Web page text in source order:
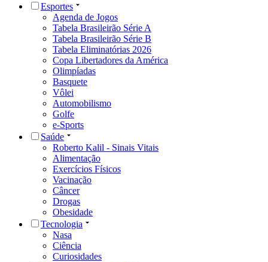
Esportes
Agenda de Jogos
Tabela Brasileirão Série A
Tabela Brasileirão Série B
Tabela Eliminatórias 2026
Copa Libertadores da América
Olimpíadas
Basquete
Vôlei
Automobilismo
Golfe
e-Sports
Saúde
Roberto Kalil - Sinais Vitais
Alimentação
Exercícios Físicos
Vacinação
Câncer
Drogas
Obesidade
Tecnologia
Nasa
Ciência
Curiosidades